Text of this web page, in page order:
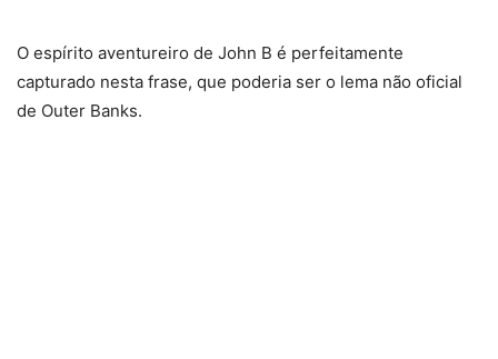
O espírito aventureiro de John B é perfeitamente
capturado nesta frase, que poderia ser o lema não oficial
de Outer Banks.